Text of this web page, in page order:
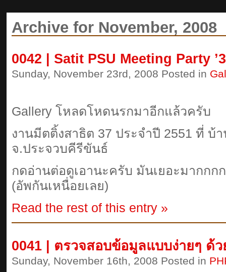
Archive for November, 2008
0042 | Satit PSU Meeting Party
Sunday, November 23rd, 2008 Posted in
Gallery โหลดโหดนรกมาอีกแล้วครับ
งานมีตติ้งสาธิต 37 ประจำปี 2551 ที่ บ้
จ.ประจวบคีรีขันธ์
กดอ่านต่อดูเอานะครับ มันเยอะมากกก
(อัพกันเหนื่อยเลย)
Read the rest of this entry »
0041 | ตรวจสอบข้อมูลแบบง่ายๆ ด้ว
Sunday, November 16th, 2008 Posted in